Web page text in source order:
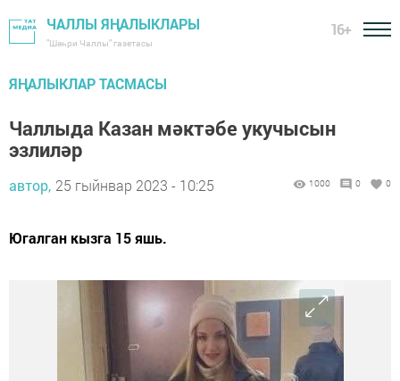
ЧАЛЛЫ ЯҢАЛЫКЛАРЫ
"Шәһри Чаллы" газетасы
16+
ЯҢАЛЫКЛАР ТАСМАСЫ
Чаллыда Казан мәктәбе укучысын
эзлиләр
автор, 25 гыйнвар 2023 - 10:25 1000 0 0
Югалган кызга 15 яшь.